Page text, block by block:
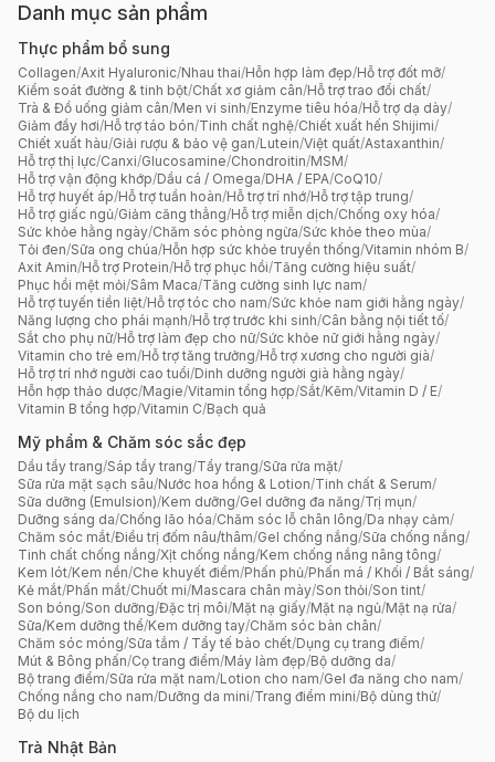
Danh mục sản phẩm
Thực phẩm bổ sung
Collagen/Axit Hyaluronic/Nhau thai/Hỗn hợp làm đẹp/Hỗ trợ đốt mỡ/
Kiểm soát đường & tinh bột/Chất xơ giảm cân/Hỗ trợ trao đổi chất/
Trà & Đồ uống giảm cân/Men vi sinh/Enzyme tiêu hóa/Hỗ trợ dạ dày/
Giảm đầy hơi/Hỗ trợ táo bón/Tinh chất nghệ/Chiết xuất hến Shijimi/
Chiết xuất hàu/Giải rượu & bảo vệ gan/Lutein/Việt quất/Astaxanthin/
Hỗ trợ thị lực/Canxi/Glucosamine/Chondroitin/MSM/
Hỗ trợ vận động khớp/Dầu cá / Omega/DHA / EPA/CoQ10/
Hỗ trợ huyết áp/Hỗ trợ tuần hoàn/Hỗ trợ trí nhớ/Hỗ trợ tập trung/
Hỗ trợ giấc ngủ/Giảm căng thẳng/Hỗ trợ miễn dịch/Chống oxy hóa/
Sức khỏe hằng ngày/Chăm sóc phòng ngừa/Sức khỏe theo mùa/
Tỏi đen/Sữa ong chúa/Hỗn hợp sức khỏe truyền thống/Vitamin nhóm B/
Axit Amin/Hỗ trợ Protein/Hỗ trợ phục hồi/Tăng cường hiệu suất/
Phục hồi mệt mỏi/Sâm Maca/Tăng cường sinh lực nam/
Hỗ trợ tuyến tiền liệt/Hỗ trợ tóc cho nam/Sức khỏe nam giới hằng ngày/
Năng lượng cho phái mạnh/Hỗ trợ trước khi sinh/Cân bằng nội tiết tố/
Sắt cho phụ nữ/Hỗ trợ làm đẹp cho nữ/Sức khỏe nữ giới hằng ngày/
Vitamin cho trẻ em/Hỗ trợ tăng trưởng/Hỗ trợ xương cho người già/
Hỗ trợ trí nhớ người cao tuổi/Dinh dưỡng người già hằng ngày/
Hỗn hợp thảo dược/Magie/Vitamin tổng hợp/Sắt/Kẽm/Vitamin D / E/
Vitamin B tổng hợp/Vitamin C/Bạch quả
Mỹ phẩm & Chăm sóc sắc đẹp
Dầu tẩy trang/Sáp tẩy trang/Tẩy trang/Sữa rửa mặt/
Sữa rửa mặt sạch sâu/Nước hoa hồng & Lotion/Tinh chất & Serum/
Sữa dưỡng (Emulsion)/Kem dưỡng/Gel dưỡng đa năng/Trị mụn/
Dưỡng sáng da/Chống lão hóa/Chăm sóc lỗ chân lông/Da nhạy cảm/
Chăm sóc mắt/Điều trị đốm nâu/thâm/Gel chống nắng/Sữa chống nắng/
Tinh chất chống nắng/Xịt chống nắng/Kem chống nắng nâng tông/
Kem lót/Kem nền/Che khuyết điểm/Phấn phủ/Phấn má / Khối / Bắt sáng/
Kẻ mắt/Phấn mắt/Chuốt mi/Mascara chân mày/Son thỏi/Son tint/
Son bóng/Son dưỡng/Đặc trị môi/Mặt nạ giấy/Mặt nạ ngủ/Mặt nạ rửa/
Sữa/Kem dưỡng thể/Kem dưỡng tay/Chăm sóc bàn chân/
Chăm sóc móng/Sữa tắm / Tẩy tế bào chết/Dụng cụ trang điểm/
Mút & Bông phấn/Cọ trang điểm/Máy làm đẹp/Bộ dưỡng da/
Bộ trang điểm/Sữa rửa mặt nam/Lotion cho nam/Gel đa năng cho nam/
Chống nắng cho nam/Dưỡng da mini/Trang điểm mini/Bộ dùng thử/
Bộ du lịch
Trà Nhật Bản